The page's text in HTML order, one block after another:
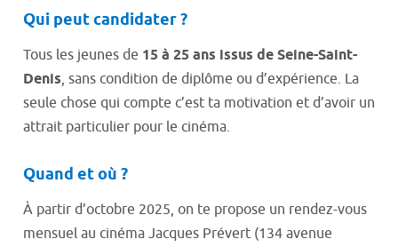
Qui peut candidater ?
Tous les jeunes de 15 à 25 ans issus de Seine-Saint-
Denis, sans condition de diplôme ou d’expérience. La
seule chose qui compte c’est ta motivation et d’avoir un
attrait particulier pour le cinéma.
Quand et où ?
À partir d’octobre 2025, on te propose un rendez-vous
mensuel au cinéma Jacques Prévert (134 avenue